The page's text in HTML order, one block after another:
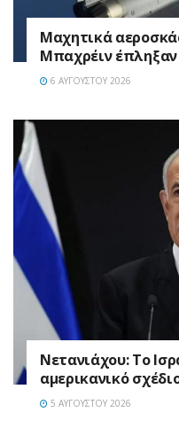
Mαχητικά
Μπαχρέιν έπληξαν
6 ΑΥΓΟΎΣΤΟΥ 2026
Νετανιάχου: Το
αμερικανικό
5 ΑΥΓΟΎΣΤΟΥ 2026